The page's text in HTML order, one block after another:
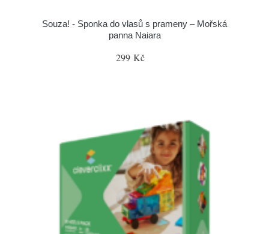
Souza! - Sponka do vlasů s prameny – Mořská
panna Naiara
299 Kč